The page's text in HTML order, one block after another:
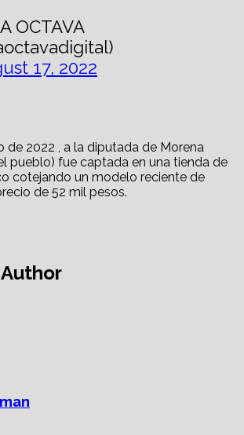
OCTAVA
17, 2022
de 2022 , a la diputada de Morena
pueblo) fue captada en una tienda de
cotejando un modelo reciente de
de 52 mil pesos.